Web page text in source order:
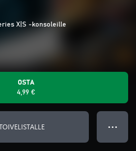
X|S -konsoleille
OSTA
4,99 €
● ● ●